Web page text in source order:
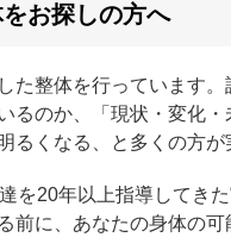
お探しの方へ
整体を行っています
のか、「現状・変化
くなる、と多くの方が
を20年以上指導してき
に、あなたの身体の可